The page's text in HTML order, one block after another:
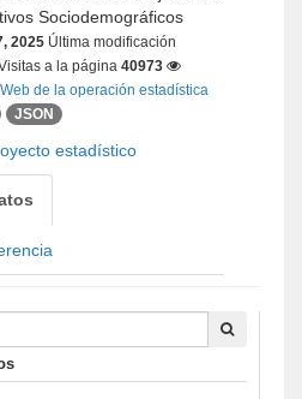
Sociodemográficos
2025 Última modificación
a la página 40973
de la operación estadística
JSON
estadístico